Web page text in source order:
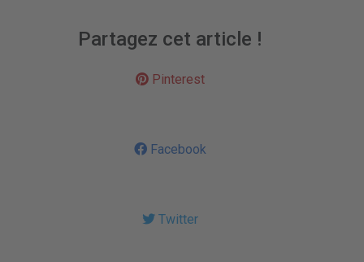
Partagez cet article !
Pinterest
Facebook
Twitter